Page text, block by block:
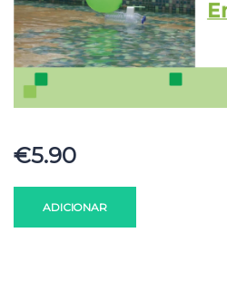
€5.90
ADICIONAR